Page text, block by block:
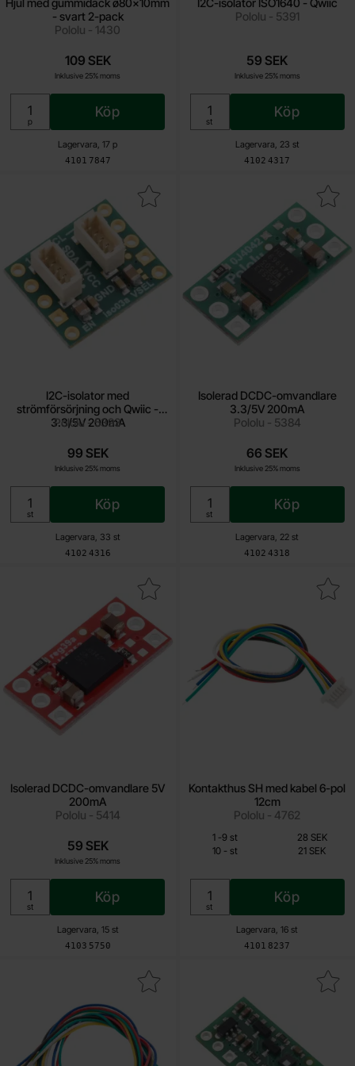
Hjul med gummidäck ø80x10mm
- svart 2-pack
Pololu - 1430
Art. nr
4101 7847
Lagervara, 17 p
109 SEK
Inklusive 25% moms
Enhet:
p
Köp
I2C-isolator ISO1640 - Qwiic
Pololu - 5391
Art. nr
4102 4317
Lagervara, 23 st
59 SEK
Inklusive 25% moms
Enhet:
st
Köp
I2C-isolator med
strömförsörjning och Qwiic -
3.3/5V 200mA
Pololu - 5393
Art. nr
4102 4316
Lagervara, 33 st
99 SEK
Inklusive 25% moms
Enhet:
st
Köp
med strömförsörjning och Qwiic - 3.3/5V 200mA som
Isolerad DCDC-omvandlare
3.3/5V 200mA
Pololu - 5384
Art. nr
4102 4318
Lagervara, 22 st
66 SEK
Inklusive 25% moms
Enhet:
st
Köp
Makera isolerad DCDC-
Isolerad DCDC-omvandlare 5V
200mA
Pololu - 5414
Art. nr
4103 5750
Lagervara, 15 st
59 SEK
Inklusive 25% moms
Enhet:
st
Köp
isolerad DCDC-omvandlare 5V 200mA som favorit
Kontakthus SH med kabel 6-pol
12cm
Pololu - 4762
Art. nr
4101 8237
Lagervara, 16 st
Enhet:
st
Köp
Makera kontakthus SH med
Mängdrabatt
Pris /st
1 -till
9 st
28 SEK
10 - till
st 21 SEK
kontakthus SH med kabel 6-pol 30cm som favorit
Makera lPS22